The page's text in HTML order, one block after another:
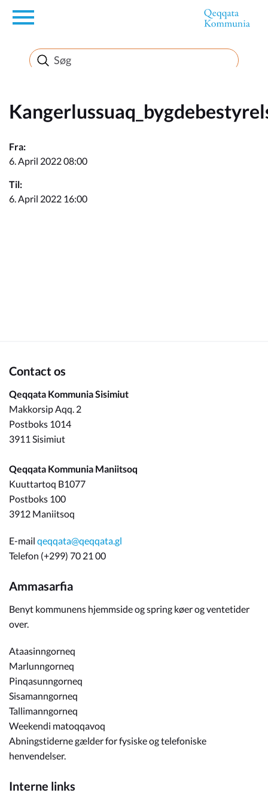
en
Borger
Erhverv
Politik
Turisme
Fra:
6. April 2022 08:00
Til:
6. April 2022 16:00
Contact os
Qeqqata Kommunia Sisimiut
Makkorsip Aqq. 2
Postboks 1014
3911 Sisimiut
Qeqqata Kommunia Maniitsoq
Kuuttartoq B1077
Postboks 100
3912 Maniitsoq
E-mail qeqqata@qeqqata.gl
Telefon (+299) 70 21 00
Ammasarfia
Benyt kommunens hjemmside og spring køer og ventetider
over.
Ataasinngorneq
Marlunngorneq
Pinqasunngorneq
Sisamanngorneq
Tallimanngorneq
Weekendi matoqqavoq
Abningstiderne gælder for fysiske og telefoniske
henvendelser.
Interne links